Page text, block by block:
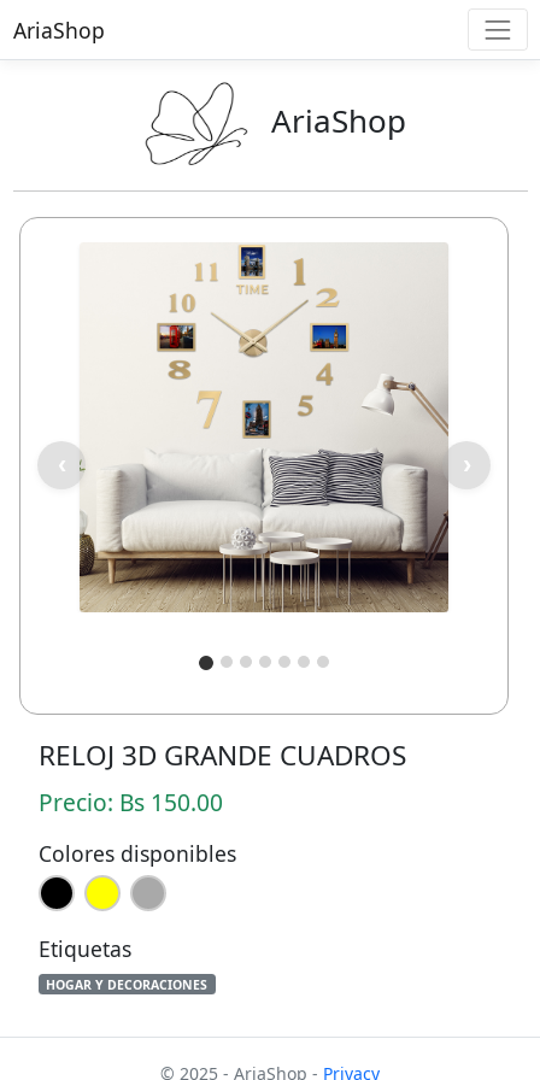
AriaShop
AriaShop
RELOJ 3D GRANDE CUADROS
Precio: Bs 150.00
Colores disponibles
Etiquetas
HOGAR Y DECORACIONES
© 2025 - AriaShop - Privacy